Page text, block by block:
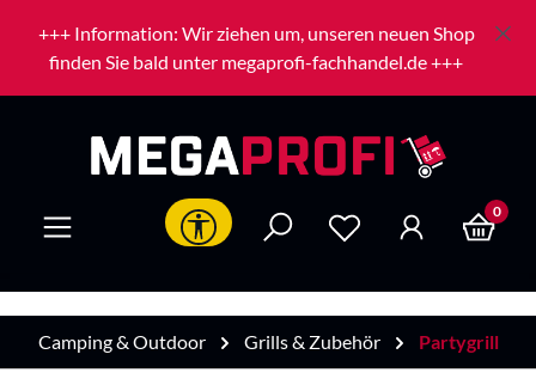
Zum Hauptinhalt springen
+++ Information: Wir ziehen um, unseren neuen Shop
finden Sie bald unter megaprofi-fachhandel.de +++
Werkzeugleiste anzeigen 0
Camping & Outdoor Grills & Zubehör Partygrill